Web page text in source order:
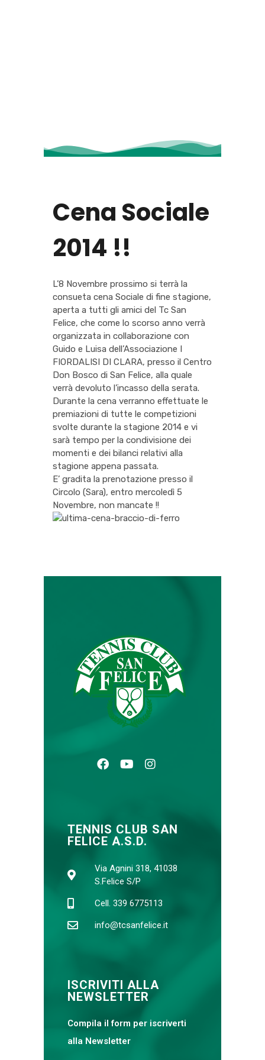
Cena Sociale
2014 !!
L’8 Novembre prossimo si terrà la
consueta cena Sociale di fine stagione,
aperta a tutti gli amici del Tc San
Felice, che come lo scorso anno verrà
organizzata in collaborazione con
Guido e Luisa dell’Associazione I
FIORDALISI DI CLARA, presso il Centro
Don Bosco di San Felice, alla quale
verrà devoluto l’incasso della serata.
Durante la cena verranno effettuate le
premiazioni di tutte le competizioni
svolte durante la stagione 2014 e vi
sarà tempo per la condivisione dei
momenti e dei bilanci relativi alla
stagione appena passata.
E’ gradita la prenotazione presso il
Circolo (Sara), entro mercoledì 5
Novembre, non mancate !!
TENNIS CLUB SAN
FELICE A.S.D.
Via Agnini 318, 41038
S.Felice S/P
Cell. 339 6775113
info@tcsanfelice.it
ISCRIVITI ALLA
NEWSLETTER
Compila il form per iscriverti
alla Newsletter